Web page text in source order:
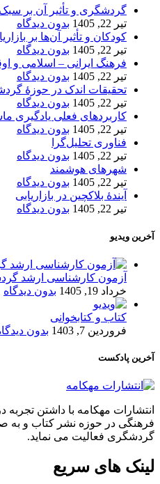
گردشگری و تأثیر آن بر سبک
تیر 22, 1405
بدون دیدگاه
کودکان و تأثیر آن‌ها بر
تیر 22, 1405
بدون دیدگاه
فرهنگ ایرانی – اسلامی و
تیر 22, 1405
بدون دیدگاه
تحقیقات اندک در حوزۀ
تیر 22, 1405
بدون دیدگاه
کاربردهای فعلی یادگیری
تیر 22, 1405
بدون دیدگاه
فناوری تحلیل‌گرا
تیر 22, 1405
بدون دیدگاه
شهرهای هوشمند
تیر 22, 1405
بدون دیدگاه
آیندۀ بلاکچین در بازاریابی
تیر 22, 1405
بدون دیدگاه
آخرین ویدیو
آزمون کارشناسی ارشد گردشگری ۱۹-۱۸
خرداد 19, 1405
بدون دیدگاه
کتاب و کتابخوانی
فروردین 7, 1403
بدون
آخرین پادکست
انتشارات مهکامه با داشتن
فرهنگی در حوزه نشر کتاب و
گردشگری فعالیت می نماید.
لینک های سریع